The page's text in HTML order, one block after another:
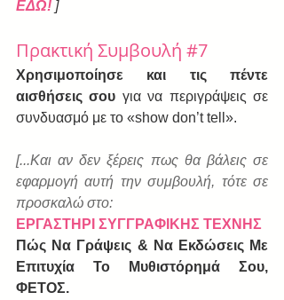
ΕΔΩ! ]
Πρακτική Συμβουλή #7
Χρησιμοποίησε και τις πέντε
αισθήσεις σου για να περιγράψεις σε
συνδυασμό με το «show don’t tell».
[...Και αν δεν ξέρεις πως θα βάλεις σε
εφαρμογή αυτή την συμβουλή, τότε σε
προσκαλώ στο:
ΕΡΓΑΣΤΗΡΙ ΣΥΓΓΡΑΦΙΚΗΣ ΤΕΧΝΗΣ
Πώς Να Γράψεις & Να Εκδώσεις Με
Επιτυχία Το Μυθιστόρημά Σου,
ΦΕΤΟΣ.